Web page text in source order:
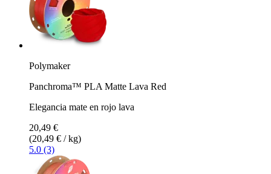
Polymaker
Panchroma™ PLA Matte Lava Red
Elegancia mate en rojo lava
20,49 €
(20,49 € / kg)
5.0 (3)